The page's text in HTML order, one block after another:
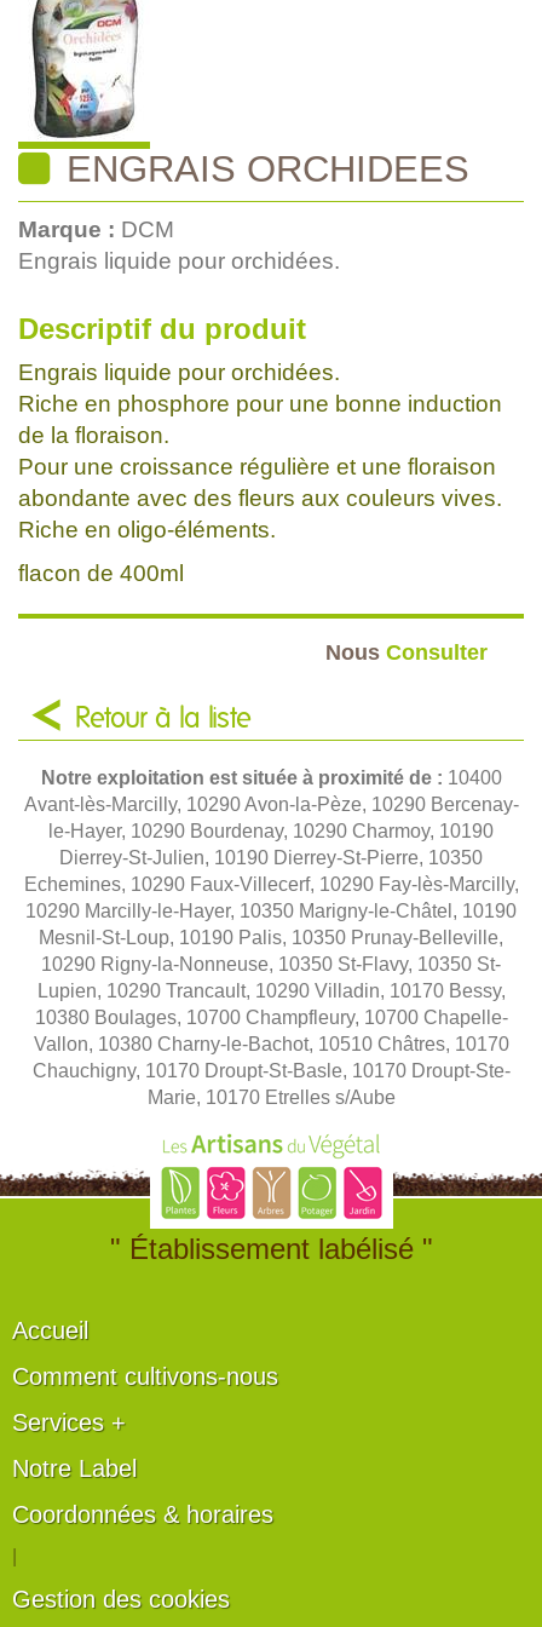
ENGRAIS ORCHIDEES
Marque : DCM
Engrais liquide pour orchidées.
Descriptif du produit
Engrais liquide pour orchidées.
Riche en phosphore pour une bonne induction
de la floraison.
Pour une croissance régulière et une floraison
abondante avec des fleurs aux couleurs vives.
Riche en oligo-éléments.
flacon de 400ml
Nous Consulter
Retour à la liste
Notre exploitation est située à proximité de : 10400
Avant-lès-Marcilly, 10290 Avon-la-Pèze, 10290 Bercenay-
le-Hayer, 10290 Bourdenay, 10290 Charmoy, 10190
Dierrey-St-Julien, 10190 Dierrey-St-Pierre, 10350
Echemines, 10290 Faux-Villecerf, 10290 Fay-lès-Marcilly,
10290 Marcilly-le-Hayer, 10350 Marigny-le-Châtel, 10190
Mesnil-St-Loup, 10190 Palis, 10350 Prunay-Belleville,
10290 Rigny-la-Nonneuse, 10350 St-Flavy, 10350 St-
Lupien, 10290 Trancault, 10290 Villadin, 10170 Bessy,
10380 Boulages, 10700 Champfleury, 10700 Chapelle-
Vallon, 10380 Charny-le-Bachot, 10510 Châtres, 10170
Chauchigny, 10170 Droupt-St-Basle, 10170 Droupt-Ste-
Marie, 10170 Etrelles s/Aube
" Établissement labélisé "
Accueil
Comment cultivons-nous
Services +
Notre Label
Coordonnées & horaires
Gestion des cookies